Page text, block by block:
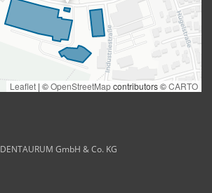
DENTAURUM GmbH & Co. KG